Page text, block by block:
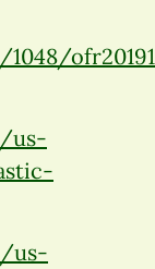
us-
us-